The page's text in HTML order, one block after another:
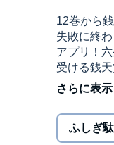
12巻から
失敗に終
アプリ！
受ける銭
授」編が
(P)MEDIA
ふしぎ